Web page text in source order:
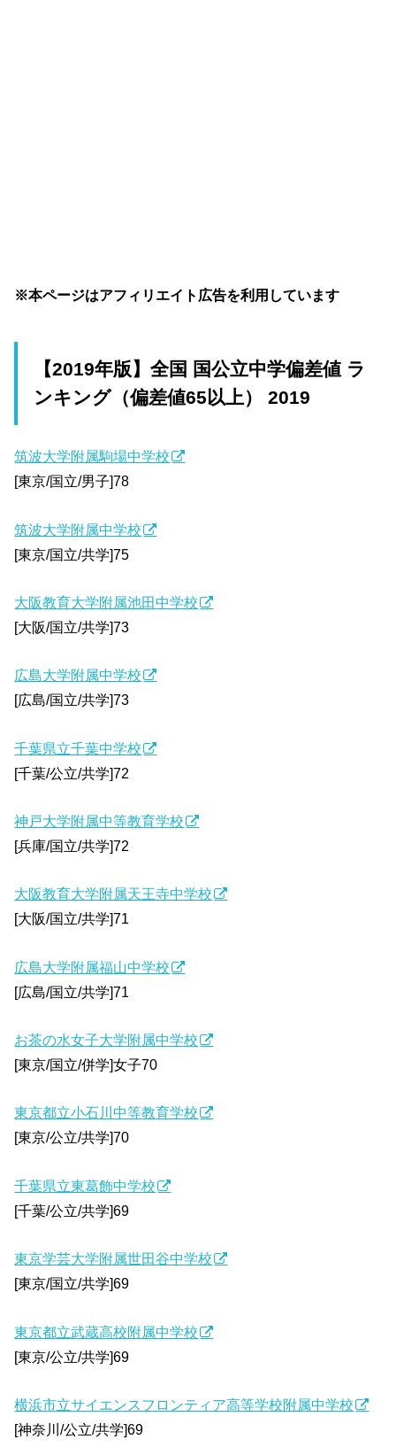
※本ページはアフィリエイト広告を利用しています
【2019年版】全国 国公立中学偏差値 ラ
ンキング（偏差値65以上） 2019
筑波大学附属駒場中学校
[東京/国立/男子]78
筑波大学附属中学校
[東京/国立/共学]75
大阪教育大学附属池田中学校
[大阪/国立/共学]73
広島大学附属中学校
[広島/国立/共学]73
千葉県立千葉中学校
[千葉/公立/共学]72
神戸大学附属中等教育学校
[兵庫/国立/共学]72
大阪教育大学附属天王寺中学校
[大阪/国立/共学]71
広島大学附属福山中学校
[広島/国立/共学]71
お茶の水女子大学附属中学校
[東京/国立/併学]女子70
東京都立小石川中等教育学校
[東京/公立/共学]70
千葉県立東葛飾中学校
[千葉/公立/共学]69
東京学芸大学附属世田谷中学校
[東京/国立/共学]69
東京都立武蔵高校附属中学校
[東京/公立/共学]69
横浜市立サイエンスフロンティア高等学校附属中学校
[神奈川/公立/共学]69